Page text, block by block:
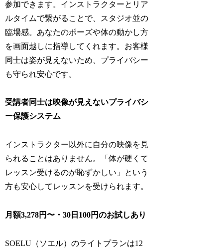
参加できます。インストラクターとリア
ルタイムで繋がることで、スタジオ並の
臨場感。あなたのポーズや体の動かし方
を画面越しに指導してくれます。お客様
同士は姿が見えないため、プライバシー
も守られ安心です。
受講者同士は映像が見えないプライバシ
ー保護システム
インストラクター以外に自分の映像を見
られることはありません。「体が硬くて
レッスン受けるのが恥ずかしい」という
方も安心してレッスンを受けられます。
月額3,278円〜・30日100円のお試しあり
SOELU（ソエル）のライトプランは12